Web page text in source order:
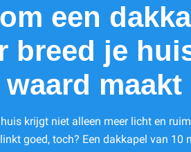
een
breed je
waard maakt
krijgt niet alleen meer licht en
goed, toch? Een dakkapel van 10